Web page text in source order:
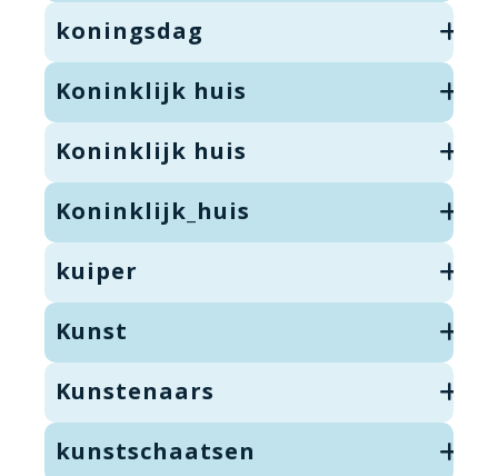
koningsdag
Koninklijk huis
Koninklijk huis
Koninklijk_huis
kuiper
Kunst
Kunstenaars
kunstschaatsen